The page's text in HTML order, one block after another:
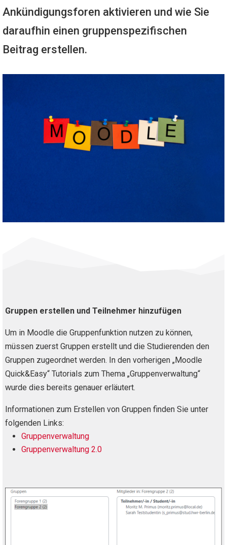
Ankündigungsforen aktivieren und wie Sie
daraufhin einen gruppenspezifischen
Beitrag erstellen.
Gruppen erstellen und Teilnehmer hinzufügen
Um in Moodle die Gruppenfunktion nutzen zu können,
müssen zuerst Gruppen erstellt und die Studierenden den
Gruppen zugeordnet werden. In den vorherigen „Moodle
Quick&Easy“ Tutorials zum Thema „Gruppenverwaltung“
wurde dies bereits genauer erläutert.
Informationen zum Erstellen von Gruppen finden Sie unter
folgenden Links:
Gruppenverwaltung
Gruppenverwaltung 2.0